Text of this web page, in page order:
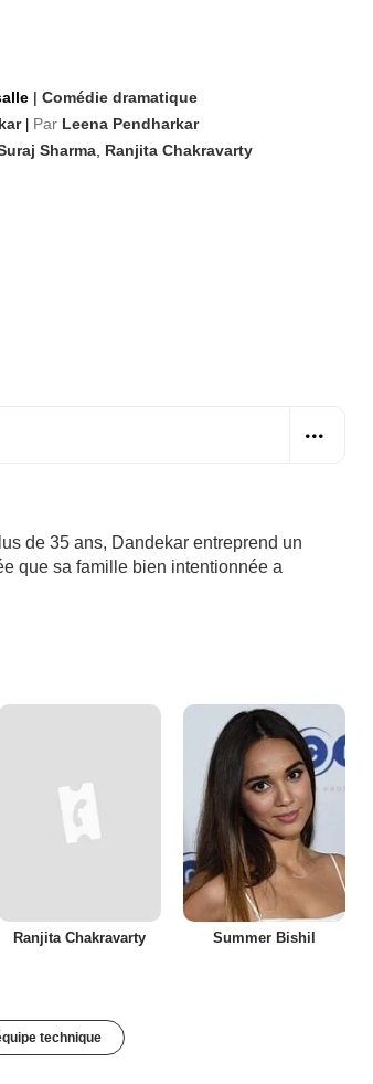
| Comédie dramatique
Par Leena Pendharkar
Sharma Ranjita Chakravarty
de 35 ans, Dandekar entreprend un
que sa famille bien intentionnée a
Ranjita Chakravarty Summer Bishil
technique